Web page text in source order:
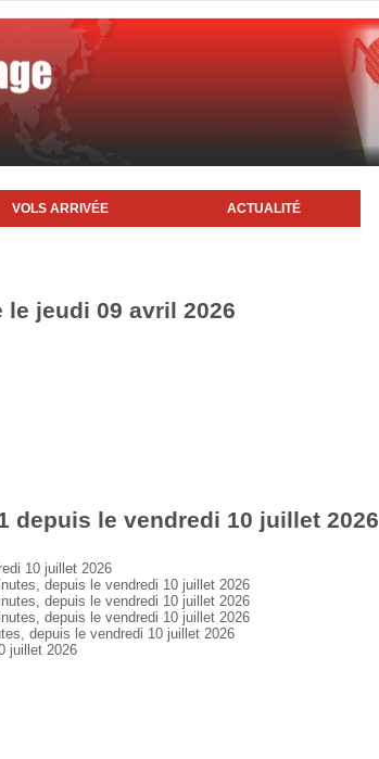
VOLS ARRIVÉE ACTUALITÉ
le jeudi 09 avril 2026
depuis le vendredi 10 juillet 2026
10 juillet 2026
depuis le vendredi 10 juillet 2026
depuis le vendredi 10 juillet 2026
depuis le vendredi 10 juillet 2026
depuis le vendredi 10 juillet 2026
juillet 2026